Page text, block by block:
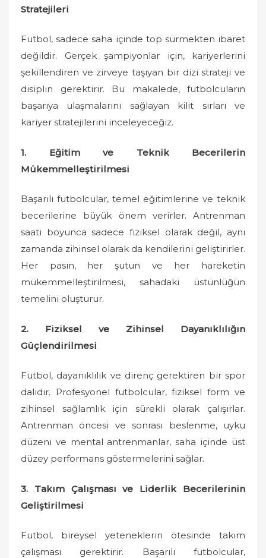
Stratejileri
Futbol, sadece saha içinde top sürmekten ibaret
değildir. Gerçek şampiyonlar için, kariyerlerini
şekillendiren ve zirveye taşıyan bir dizi strateji ve
disiplin gerektirir. Bu makalede, futbolcuların
başarıya ulaşmalarını sağlayan kilit sırları ve
kariyer stratejilerini inceleyeceğiz.
1. Eğitim ve Teknik Becerilerin
Mükemmelleştirilmesi
Başarılı futbolcular, temel eğitimlerine ve teknik
becerilerine büyük önem verirler. Antrenman
saati boyunca sadece fiziksel olarak değil, aynı
zamanda zihinsel olarak da kendilerini geliştirirler.
Her pasın, her şutun ve her hareketin
mükemmelleştirilmesi, sahadaki üstünlüğün
temelini oluşturur.
2. Fiziksel ve Zihinsel Dayanıklılığın
Güçlendirilmesi
Futbol, dayanıklılık ve direnç gerektiren bir spor
dalıdır. Profesyonel futbolcular, fiziksel form ve
zihinsel sağlamlık için sürekli olarak çalışırlar.
Antrenman öncesi ve sonrası beslenme, uyku
düzeni ve mental antrenmanlar, saha içinde üst
düzey performans göstermelerini sağlar.
3. Takım Çalışması ve Liderlik Becerilerinin
Geliştirilmesi
Futbol, bireysel yeteneklerin ötesinde takım
çalışması gerektirir. Başarılı futbolcular,